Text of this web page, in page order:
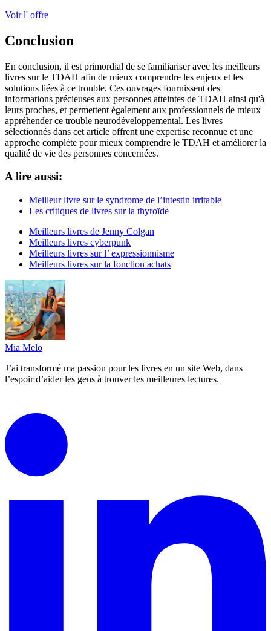
Voir l' offre
Conclusion
En conclusion, il est primordial de se familiariser avec les meilleurs
livres sur le TDAH afin de mieux comprendre les enjeux et les
solutions liées à ce trouble. Ces ouvrages fournissent des
informations précieuses aux personnes atteintes de TDAH ainsi qu'à
leurs proches, et permettent également aux professionnels de mieux
appréhender ce trouble neurodéveloppemental. Les livres
sélectionnés dans cet article offrent une expertise reconnue et une
approche complète pour mieux comprendre le TDAH et améliorer la
qualité de vie des personnes concernées.
A lire aussi:
Meilleur livre sur le syndrome de l’intestin irritable
Les critiques de livres sur la thyroïde
Meilleurs livres de Jenny Colgan
Meilleurs livres cyberpunk
Meilleurs livres sur l’ expressionnisme
Meilleurs livres sur la fonction achats
Mia Melo
J’ai transformé ma passion pour les livres en un site Web, dans
l’espoir d’aider les gens à trouver les meilleures lectures.